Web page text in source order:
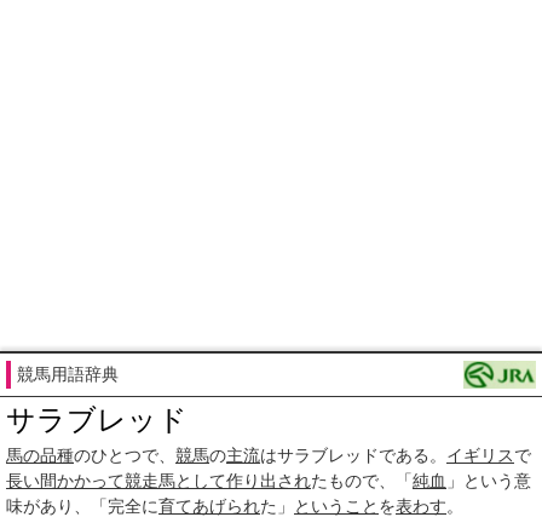
競馬用語辞典
サラブレッド
馬の品種のひとつで、 競馬の主流はサラブレッドである。 イギリスで
長い間かかって競走馬として作り出されたもので、「純血 」という意
味があり、「完全に育てあげられた」 ということ を表わす。